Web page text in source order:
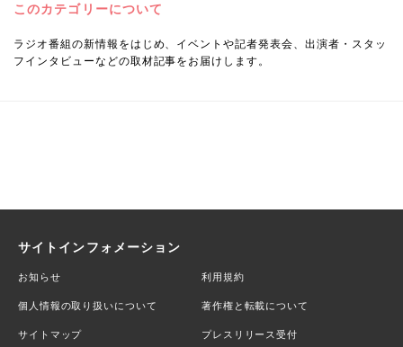
このカテゴリーについて
ラジオ番組の新情報をはじめ、イベントや記者発表会、出演者・スタッ
フインタビューなどの取材記事をお届けします。
サイトインフォメーション
お知らせ 利用規約
個人情報の取り扱いについて 著作権と転載について
サイトマップ プレスリリース受付